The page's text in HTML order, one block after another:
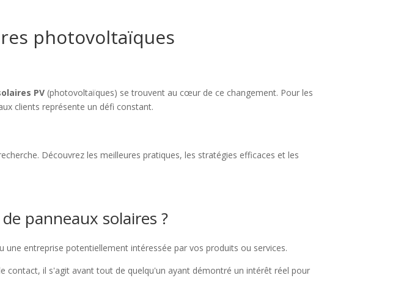
photovoltaïques
PV (photovoltaïques) se trouvent au cœur de ce changement. Pour les
clients représente un défi constant.
Découvrez les meilleures pratiques, les stratégies efficaces et les
panneaux solaires ?
une entreprise potentiellement intéressée par vos produits ou services.
contact, il s'agit avant tout de quelqu'un ayant démontré un intérêt réel pour